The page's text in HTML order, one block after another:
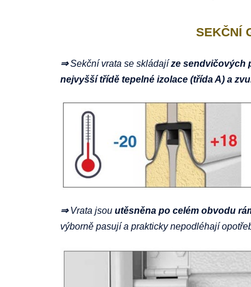
SEKČNÍ
⇒Sekční vrata se skládajíze sendvičových
nejvyšší třídě tepelné izolace (třída A) a
⇒Vrata jsou utěsněna po celém obvodu
výborně pasují a prakticky nepodléhají